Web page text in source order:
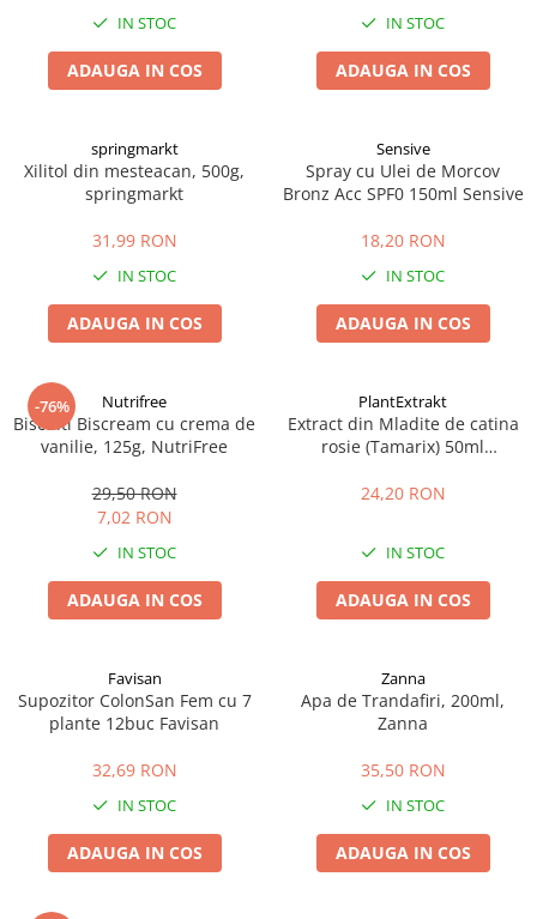
IN STOC
ADAUGA IN COS
IN STOC
ADAUGA IN COS
springmarkt
Xilitol din mesteacan, 500g,
springmarkt
31,99 RON
IN STOC
ADAUGA IN COS
Sensive
Spray cu Ulei de Morcov
Bronz Acc SPF0 150ml Sensive
18,20 RON
IN STOC
ADAUGA IN COS
-76% Nutrifree
Biscuiti Biscream cu crema de
vanilie, 125g, NutriFree
29,50 RON
7,02 RON
IN STOC
ADAUGA IN COS
PlantExtrakt
Extract din Mladite de catina
rosie (Tamarix) 50ml
24,20 RON
IN STOC
ADAUGA IN COS
Favisan
Supozitor ColonSan Fem cu 7
plante 12buc Favisan
32,69 RON
IN STOC
ADAUGA IN COS
Zanna
Apa de Trandafiri, 200ml,
Zanna
35,50 RON
IN STOC
ADAUGA IN COS